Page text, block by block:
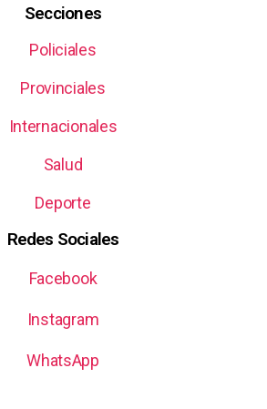
Secciones
Policiales
Provinciales
Internacionales
Salud
Deporte
Redes Sociales
Facebook
Instagram
WhatsApp